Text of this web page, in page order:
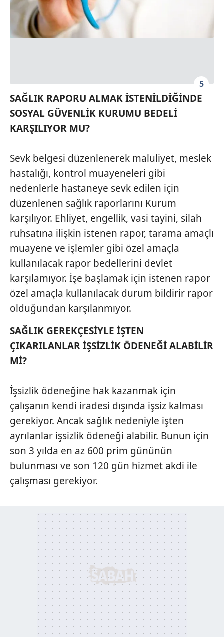
5
SAĞLIK RAPORU ALMAK İSTENİLDİĞİNDE
SOSYAL GÜVENLİK KURUMU BEDELİ
KARŞILIYOR MU?
Sevk belgesi düzenlenerek maluliyet, meslek
hastalığı, kontrol muayeneleri gibi
nedenlerle hastaneye sevk edilen için
düzenlenen sağlık raporlarını Kurum
karşılıyor. Ehliyet, engellik, vasi tayini, silah
ruhsatına ilişkin istenen rapor, tarama amaçlı
muayene ve işlemler gibi özel amaçla
kullanılacak rapor bedellerini devlet
karşılamıyor. İşe başlamak için istenen rapor
özel amaçla kullanılacak durum bildirir rapor
olduğundan karşılanmıyor.
SAĞLIK GEREKÇESİYLE İŞTEN
ÇIKARILANLAR İŞSİZLİK ÖDENEĞİ ALABİLİR
Mİ?
İşsizlik ödeneğine hak kazanmak için
çalışanın kendi iradesi dışında işsiz kalması
gerekiyor. Ancak sağlık nedeniyle işten
ayrılanlar işsizlik ödeneği alabilir. Bunun için
son 3 yılda en az 600 prim gününün
bulunması ve son 120 gün hizmet akdi ile
çalışması gerekiyor.